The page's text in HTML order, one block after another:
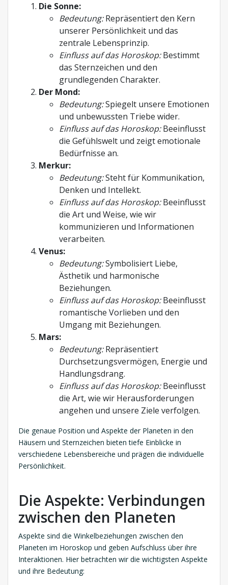
Die Sonne:
Bedeutung:Repräsentiert den Kern
unserer Persönlichkeit und das
zentrale Lebensprinzip.
Einfluss auf das Horoskop:Bestimmt
das Sternzeichen und den
grundlegenden Charakter.
Der Mond:
Bedeutung:Spiegelt unsere Emotionen
und unbewussten Triebe wider.
Einfluss auf das Horoskop:Beeinflusst
die Gefühlswelt und zeigt emotionale
Bedürfnisse an.
Merkur:
Bedeutung:Steht für Kommunikation,
Denken und Intellekt.
Einfluss auf das Horoskop:Beeinflusst
die Art und Weise, wie wir
kommunizieren und Informationen
verarbeiten.
Venus:
Bedeutung:Symbolisiert Liebe,
Ästhetik und harmonische
Beziehungen.
Einfluss auf das Horoskop:Beeinflusst
romantische Vorlieben und den
Umgang mit Beziehungen.
Mars:
Bedeutung:Repräsentiert
Durchsetzungsvermögen, Energie und
Handlungsdrang.
Einfluss auf das Horoskop:Beeinflusst
die Art, wie wir Herausforderungen
angehen und unsere Ziele verfolgen.
Die genaue Position und Aspekte der Planeten in den
Häusern und Sternzeichen bieten tiefe Einblicke in
verschiedene Lebensbereiche und prägen die individuelle
Persönlichkeit.
Die Aspekte: Verbindungen
zwischen den Planeten
Aspekte sind die Winkelbeziehungen zwischen den
Planeten im Horoskop und geben Aufschluss über ihre
Interaktionen. Hier betrachten wir die wichtigsten Aspekte
und ihre Bedeutung: